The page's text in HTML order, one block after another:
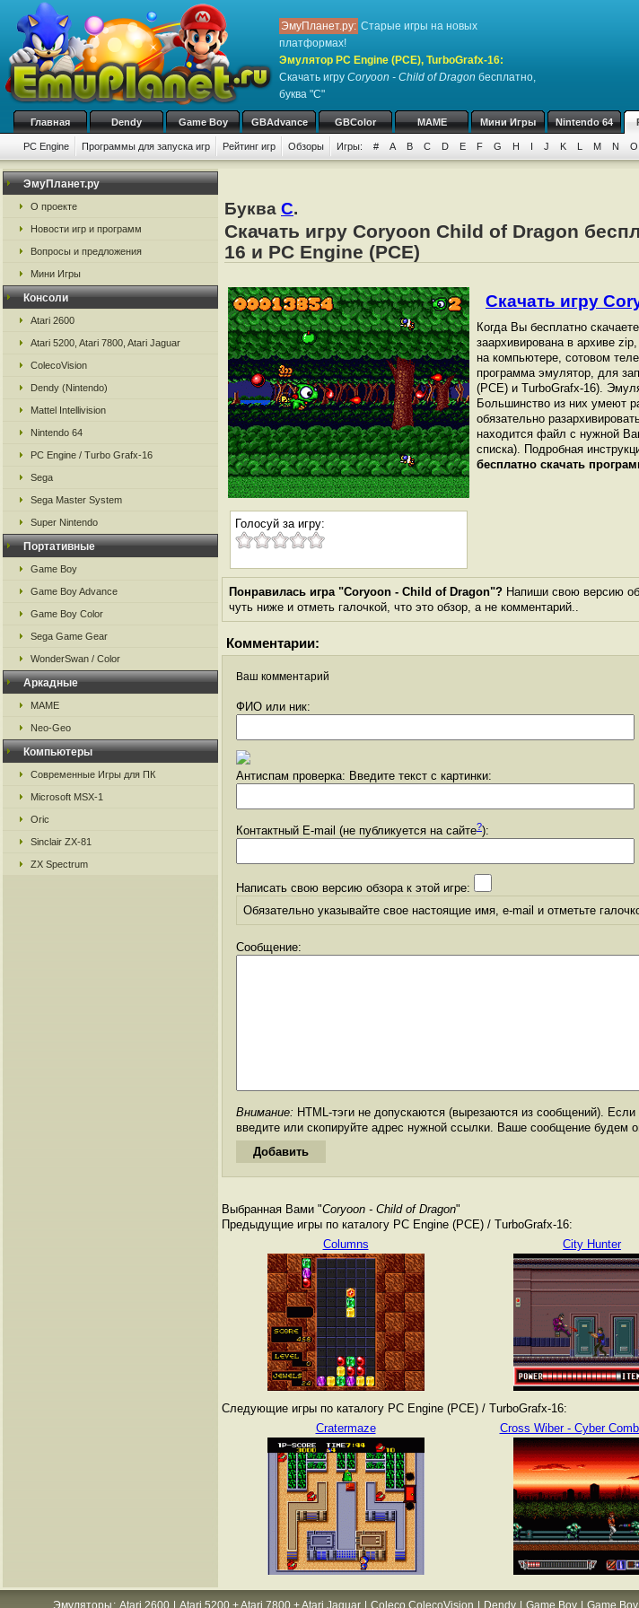
ЭмуПланет.ру: Старые игры на новых
платформах!
Эмулятор PC Engine (PCE), TurboGrafx-16:
Скачать игру Coryoon - Child of Dragon бесплатно,
буква "C"
Главная Dendy Game Boy GBAdvance GBColor MAME Мини Игры Nintendo 64
PC Engine Программы для запуска игр Рейтинг игр Обзоры Игры: # A B C D E F G H I J K L M N O
ЭмуПланет.ру
О проекте
Новости игр и программ
Вопросы и предложения
Мини Игры
Консоли
Atari 2600
Atari 5200, Atari 7800, Atari Jaguar
ColecoVision
Dendy (Nintendo)
Mattel Intellivision
Nintendo 64
PC Engine / Turbo Grafx-16
Sega
Sega Master System
Super Nintendo
Портативные
Game Boy
Game Boy Advance
Game Boy Color
Sega Game Gear
WonderSwan / Color
Аркадные
MAME
Neo-Geo
Компьютеры
Современные Игры для ПК
Microsoft MSX-1
Oric
Sinclair ZX-81
ZX Spectrum
Буква C.
Скачать игру Coryoon Child of Dragon
16 и PC Engine (PCE)
Голосуй за игру:
Скачать игру
Когда Вы бесплатно
заархивирована в архиве
на компьютере, сотовом
программа эмулятор, для
(PCE) и TurboGrafx-16).
Большинство из них умеют
обязательно
находится файл с нужной
списка). Подробная
бесплатно скачать
Понравилась игра "Coryoon - Child of Dragon"? Напиши свою версию
чуть ниже и отметь галочкой, что это обзор, а не комментарий..
Комментарии:
Ваш комментарий
ФИО или ник:
Антиспам проверка: Введите текст с картинки:
Контактный E-mail (не публикуется на сайте?):
Написать свою версию обзора к этой игре:
Обязательно указывайте свое настоящие имя, e-mail и отметьте
Сообщение:
Внимание: HTML-тэги не допускаются (вырезаются из сообщений).
введите или скопируйте адрес нужной ссылки. Ваше сообщение будем
Выбранная Вами "Coryoon - Child of Dragon"
Предыдущие игры по каталогу PC Engine (PCE) / TurboGrafx-16:
Columns
City Hunter
Следующие игры по каталогу PC Engine (PCE) / TurboGrafx-16:
Cratermaze
Cross Wiber - Cyber
Эмуляторы : Atari 2600 Atari 5200 + Atari 7800 + Atari Jaguar Coleco ColecoVision Dendy Game Boy Game